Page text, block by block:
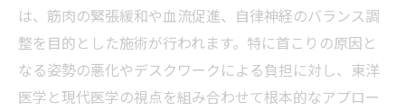
は、筋肉の緊張緩和や血流促進、自律神経のバランス調
整を目的とした施術が行われます。特に首こりの原因と
なる姿勢の悪化やデスクワークによる負担に対し、東洋
医学と現代医学の視点を組み合わせて根本的なアプロー